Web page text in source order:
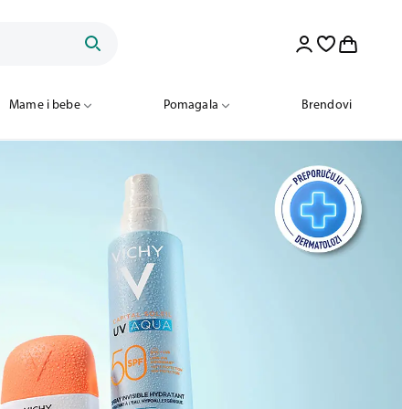
Mame i bebe Pomagala Brendovi